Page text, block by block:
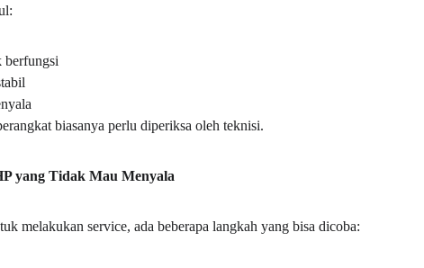
berfungsi
biasanya perlu diperiksa oleh teknisi.
yang Tidak Mau Menyala
melakukan service, ada beberapa langkah yang bisa dicoba: